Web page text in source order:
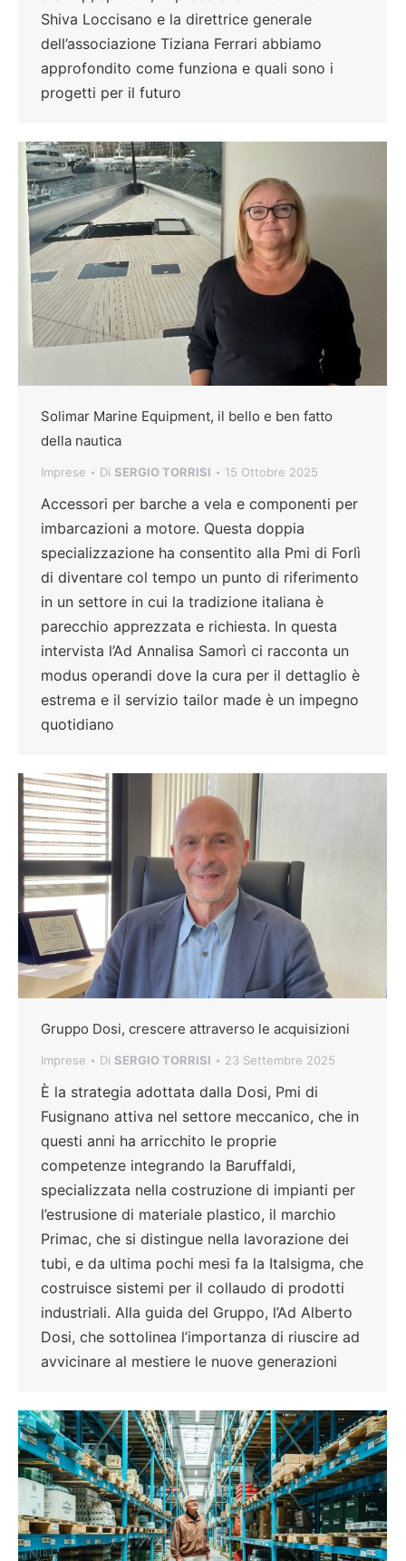
Shiva Loccisano e la direttrice generale
dell’associazione Tiziana Ferrari abbiamo
approfondito come funziona e quali sono i
progetti per il futuro
Solimar Marine Equipment, il bello e ben fatto
della nautica
Imprese Di SERGIO TORRISI 15 Ottobre 2025
Accessori per barche a vela e componenti per
imbarcazioni a motore. Questa doppia
specializzazione ha consentito alla Pmi di Forlì
di diventare col tempo un punto di riferimento
in un settore in cui la tradizione italiana è
parecchio apprezzata e richiesta. In questa
intervista l’Ad Annalisa Samorì ci racconta un
modus operandi dove la cura per il dettaglio è
estrema e il servizio tailor made è un impegno
quotidiano
Gruppo Dosi, crescere attraverso le acquisizioni
Imprese Di SERGIO TORRISI 23 Settembre 2025
È la strategia adottata dalla Dosi, Pmi di
Fusignano attiva nel settore meccanico, che in
questi anni ha arricchito le proprie
competenze integrando la Baruffaldi,
specializzata nella costruzione di impianti per
l’estrusione di materiale plastico, il marchio
Primac, che si distingue nella lavorazione dei
tubi, e da ultima pochi mesi fa la Italsigma, che
costruisce sistemi per il collaudo di prodotti
industriali. Alla guida del Gruppo, l’Ad Alberto
Dosi, che sottolinea l’importanza di riuscire ad
avvicinare al mestiere le nuove generazioni